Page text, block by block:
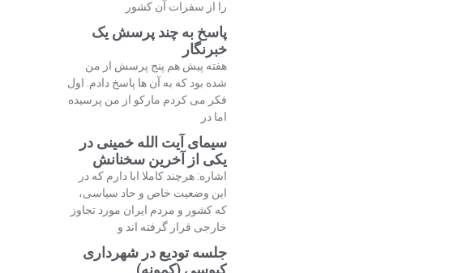
را از سفرات آن کشور
پاسخ به چند پرسش یک
خبرنگار
هفته پیش هم پنج پرسش از من
شده بود که به آن ها پاسخ دادم. اول
فکر می کردم مارکو از من پرسیده
اما در
سیمای آیت الله خمینی در
یکی از آخرین سخنانش
اشاره: هرچند کاملا ابا دارم که در
این وضعیت خاص و حاد سیاسی،
که کشور و مردم ایران مورد تجاوز
خارجی قرار گرفته اند و
جلسه تودیع در شهرداری
کیوسی (کمونه)